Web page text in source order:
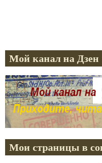
Мой канал на Дзен
Мои страницы в